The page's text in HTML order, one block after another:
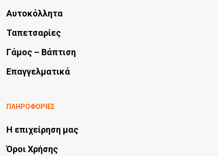
Αυτοκόλλητα
Ταπετσαρίες
Γάμος – Βάπτιση
Επαγγελματικά
ΠΛΗΡΟΦΟΡΙΕΣ
Η επιχείρηση μας
Όροι Χρήσης